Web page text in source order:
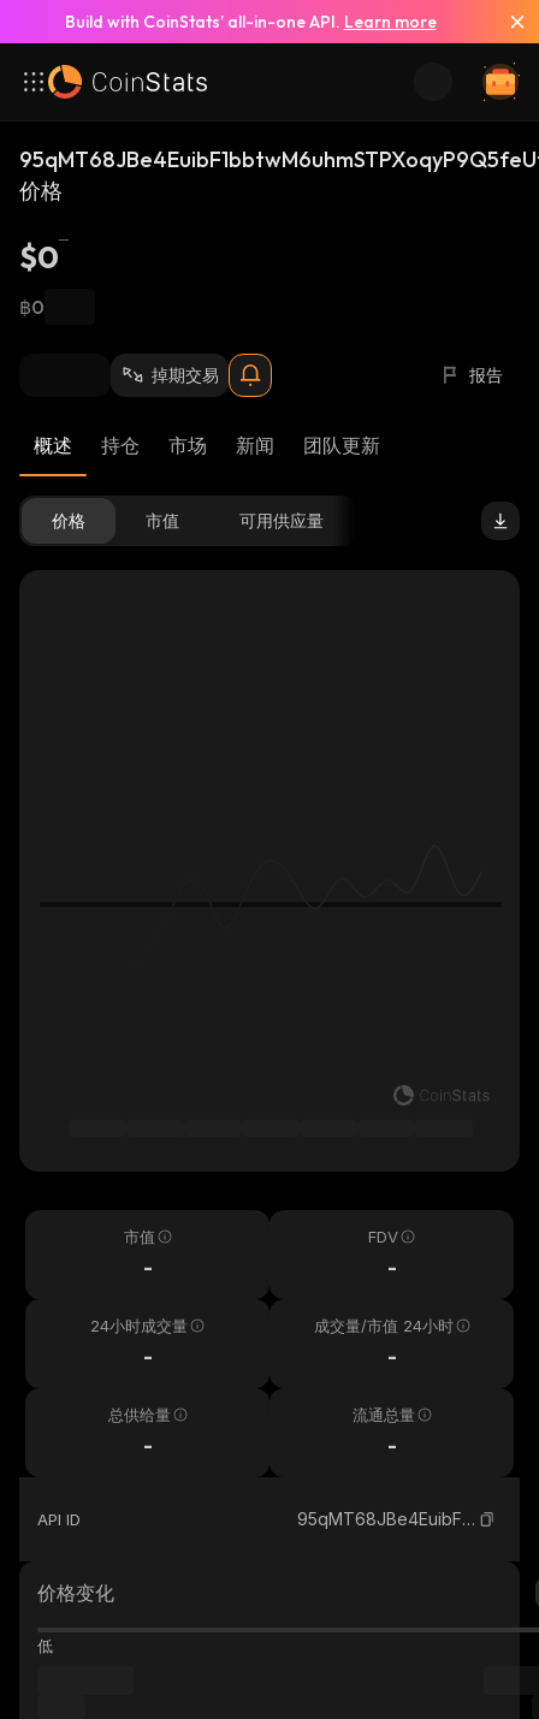
Build with CoinStats’ all-in-one API. Learn more
价格
$0
฿0
掉期交易 报告
概述 持仓 市场 新闻 团队更新
价格 市值 可用供应量
市值
-
FDV
-
24小时成交量
-
成交量/市值 24小时
-
总供给量
-
流通总量
-
API ID 95qMT68JBe4EuibF1bbtwM6uhmSTPXoqyP9Q5feUfm4p_solana
价格变化
低